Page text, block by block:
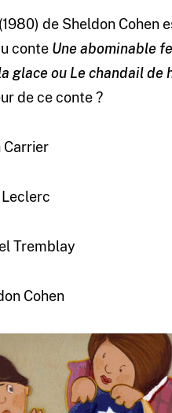
(1980) de Sheldon Cohen
conte Une abominable
glace ou Le chandail de
de ce conte ?
Carrier
Tremblay
Cohen